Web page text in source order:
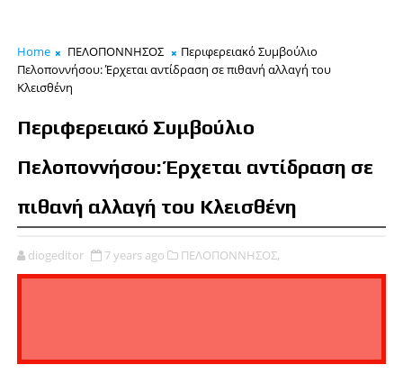
Home ΠΕΛΟΠΟΝΝΗΣΟΣ
Περιφερειακό Συμβούλιο
Πελοποννήσου: Έρχεται αντίδραση σε πιθανή αλλαγή του
Κλεισθένη
Περιφερειακό Συμβούλιο
Πελοποννήσου: Έρχεται αντίδραση σε
πιθανή αλλαγή του Κλεισθένη
diogeditor 7 years ago ΠΕΛΟΠΟΝΝΗΣΟΣ,